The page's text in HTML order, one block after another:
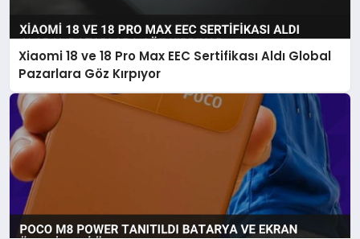
Xiaomi 18 ve 18 Pro Max EEC Sertifikası Aldı Global
Pazarlara Göz Kırpıyor